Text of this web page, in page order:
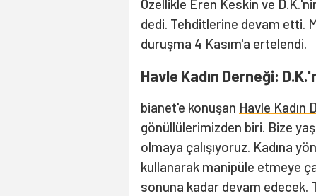
Özellikle Eren Keskin ve
dedi. Tehditlerine devam etti.
duruşma 4 Kasım'a ertelendi.
Havle Kadın Derneği:
bianet'e konuşan Havle Kadın
gönüllülerimizden biri. Bize
olmaya çalışıyoruz. Kadına
kullanarak manipüle etmeye
sonuna kadar devam edecek.